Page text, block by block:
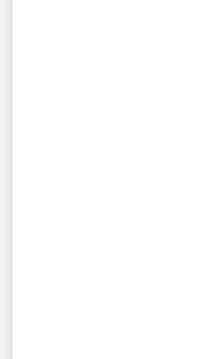
Des réactions cutanées
dermatite exfoliatrice,
polymorphe, le
Johnson, la nécrolyse
une réaction
éosinophilie et
(syndrome DRESS ou
d’hypersensibilité), la
exanthématique aiguë
ont été rapportées en
traitement par
d’utiliser NUROFEN 200
enrobé et consultez
médecin si vous
symptômes de ces
sévères, décrits dans la
Adressez-vous à votre
pharmacien si vous avez
veuillez consulter le